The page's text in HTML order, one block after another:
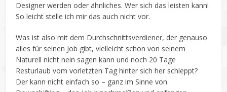
Designer werden oder ähnliches. Wer sich das leisten kann!
So leicht stelle ich mir das auch nicht vor.
Was ist also mit dem Durchschnittsverdiener, der genauso
alles für seinen Job gibt, vielleicht schon von seinem
Naturell nicht nein sagen kann und noch 20 Tage
Resturlaub vom vorletzten Tag hinter sich her schleppt?
Der kann nicht einfach so – ganz im Sinne von